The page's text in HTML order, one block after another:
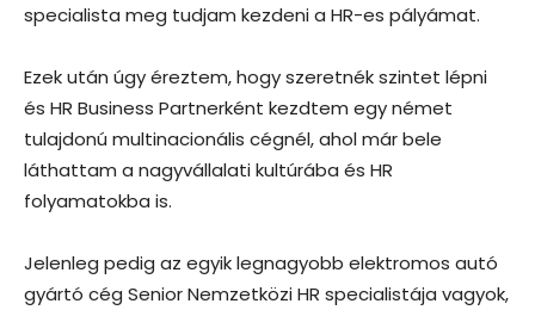
specialista meg tudjam kezdeni a HR-es pályámat.
Ezek után úgy éreztem, hogy szeretnék szintet lépni
és HR Business Partnerként kezdtem egy német
tulajdonú multinacionális cégnél, ahol már bele
láthattam a nagyvállalati kultúrába és HR
folyamatokba is.
Jelenleg pedig az egyik legnagyobb elektromos autó
gyártó cég Senior Nemzetközi HR specialistája vagyok,